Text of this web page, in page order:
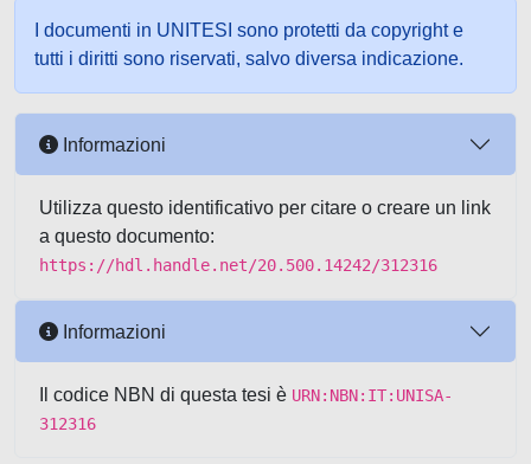
I documenti in UNITESI sono protetti da copyright e
tutti i diritti sono riservati, salvo diversa indicazione.
Informazioni
Utilizza questo identificativo per citare o creare un link
a questo documento:
https://hdl.handle.net/20.500.14242/312316
Informazioni
Il codice NBN di questa tesi è URN:NBN:IT:UNISA-
312316